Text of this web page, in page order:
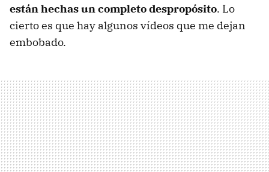
están hechas un completo despropósito. Lo
cierto es que hay algunos vídeos que me dejan
embobado.